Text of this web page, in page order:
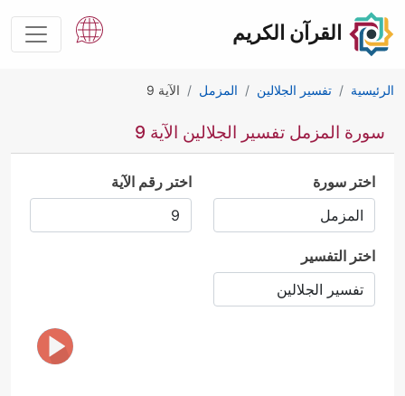
القرآن الكريم
الرئيسية تفسير الجلالين المزمل الآية 9
سورة المزمل تفسير الجلالين الآية 9
اختر سورة اختر رقم الآية
اختر التفسير